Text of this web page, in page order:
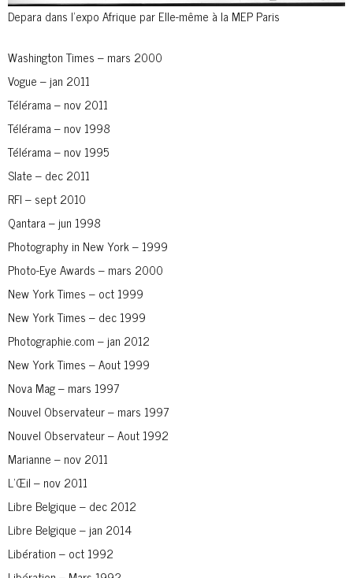
Depara dans l’expo Afrique par Elle-même à la MEP Paris
Washington Times – mars 2000
Vogue – jan 2011
Télérama – nov 2011
Télérama – nov 1998
Télérama – nov 1995
Slate – dec 2011
RFI – sept 2010
Qantara – jun 1998
Photography in New York – 1999
Photo-Eye Awards – mars 2000
New York Times – oct 1999
New York Times – dec 1999
Photographie.com – jan 2012
New York Times – Aout 1999
Nova Mag – mars 1997
Nouvel Observateur – mars 1997
Nouvel Observateur – Aout 1992
Marianne – nov 2011
L’Œil – nov 2011
Libre Belgique – dec 2012
Libre Belgique – jan 2014
Libération – oct 1992